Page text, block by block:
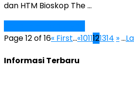
dan HTM Bioskop The …
Page 12 of 16« First...«1011121314 »...
Informasi Terbaru